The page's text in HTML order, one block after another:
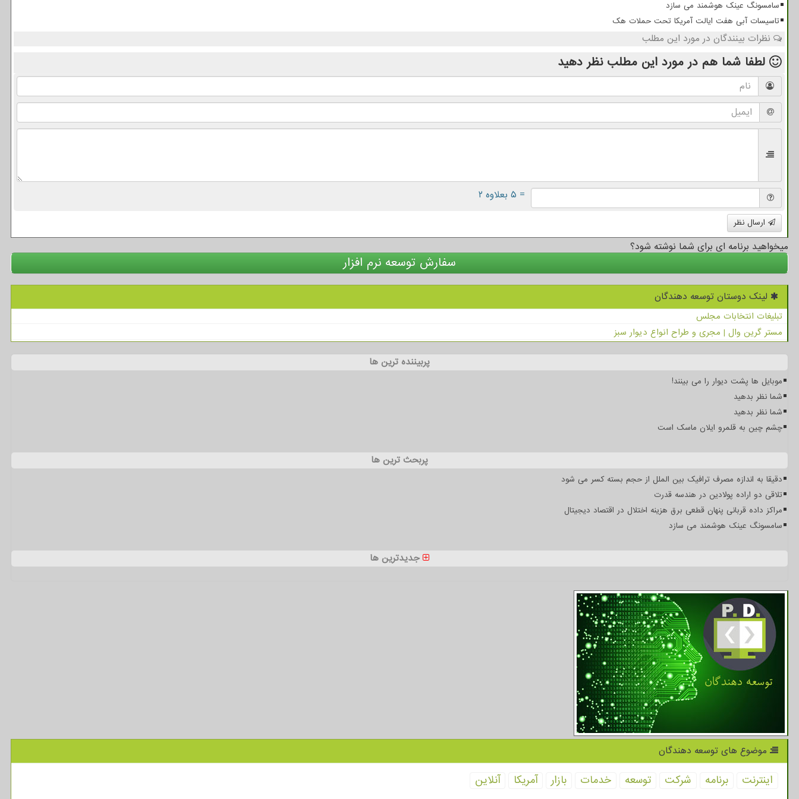
سامسونگ عینک هوشمند می سازد
تاسیسات آبی هفت ایالت آمریکا تحت حملات هک
نظرات بینندگان در مورد این مطلب
لطفا شما هم در مورد این مطلب نظر دهید
= ۵ بعلاوه ۲
ارسال نظر
میخواهید برنامه ای برای شما نوشته شود؟
سفارش توسعه نرم افزار
لینک دوستان توسعه دهندگان
تبلیغات انتخابات مجلس
مستر گرین وال | مجری و طراح انواع دیوار سبز
پربیننده ترین ها
موبایل ها پشت دیوار را می بینند!
شما نظر بدهید
شما نظر بدهید
چشم چین به قلمرو ایلان ماسک است
پربحث ترین ها
دقیقا به اندازه مصرف ترافیک بین الملل از حجم بسته کسر می شود
تلاقی دو اراده پولادین در هندسه قدرت
مراکز داده قربانی پنهان قطعی برق هزینه اختلال در اقتصاد دیجیتال
سامسونگ عینک هوشمند می سازد
جدیدترین ها
موضوع های توسعه دهندگان
اینترنت برنامه شركت توسعه خدمات بازار آمریكا آنلاین